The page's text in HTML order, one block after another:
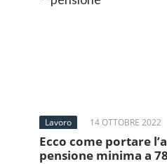
Lavoro 14 OTTOBRE 2022
Ecco come portare
pensione minima a